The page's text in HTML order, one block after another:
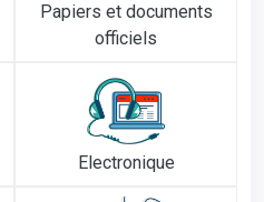
Papiers et documents
officiels
Electronique